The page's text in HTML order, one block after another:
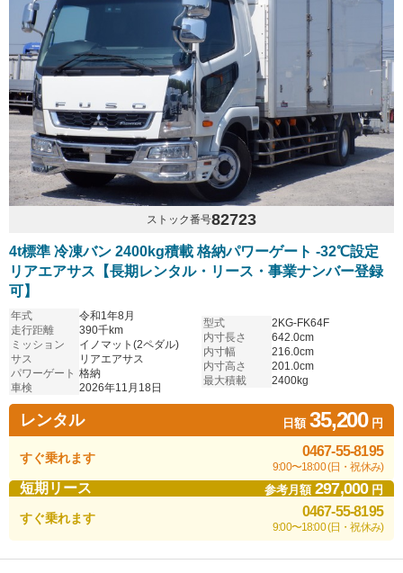
ストック番号82723
4t標準 冷凍バン 2400kg積載 格納パワーゲート -32℃設定
リアエアサス【長期レンタル・リース・事業ナンバー登録
可】
年式
令和1年8月
走行距離
390千km
ミッション
イノマット(2ペダル)
サス
リアエアサス
パワーゲート 格納
車検
2026年11月18日
型式
2KG-FK64F
内寸長さ
642.0cm
内寸幅
216.0cm
内寸高さ
201.0cm
最大積載
2400kg
レンタル 日額35,200円
すぐ乗れます 0467-55-8195
9:00〜18:00 (日・祝休み)
短期リース 参考月額297,000円
すぐ乗れます 0467-55-8195
9:00〜18:00 (日・祝休み)